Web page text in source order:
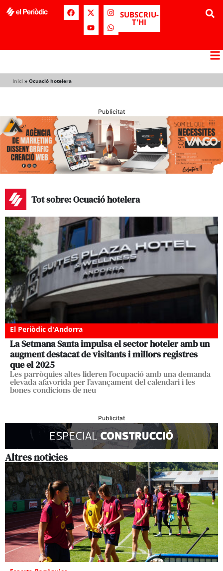
SUBSCRIU-
T'HI
Inici » Ocuació hotelera
Publicitat
Tot sobre: Ocuació hotelera
El Periòdic d'Andorra
La Setmana Santa impulsa el sector hoteler amb un
augment destacat de visitants i millors registres
que el 2025
Les parròquies altes lideren l’ocupació amb una demanda
elevada afavorida per l’avançament del calendari i les
bones condicions de neu
Publicitat
Altres noticies